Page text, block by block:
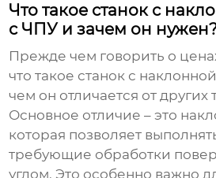
Что такое станок с
с ЧПУ и зачем он
Прежде чем говорить о
что такое станок с
чем он отличается от других
Основное отличие – это
которая позволяет
требующие обработки
углом. Это особенно важно